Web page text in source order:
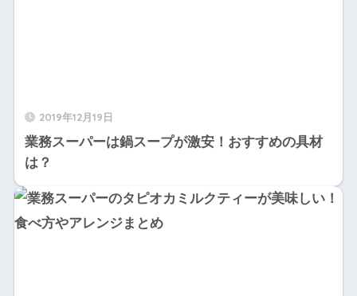
2019年12月19日
業務スーパーは鍋スープが激安！おすすめの具材
は？